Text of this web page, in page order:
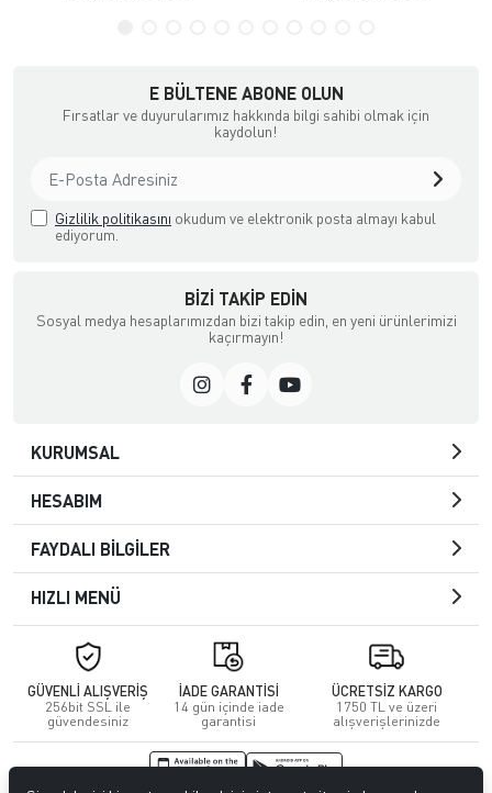
E BÜLTENE ABONE OLUN
Fırsatlar ve duyurularımız hakkında bilgi sahibi olmak için
kaydolun!
Gizlilik politikasını okudum ve elektronik posta almayı kabul
ediyorum.
BIZI TAKIP EDIN
Sosyal medya hesaplarımızdan bizi takip edin, en yeni ürünlerimizi
kaçırmayın!
KURUMSAL
HESABIM
FAYDALI BİLGİLER
HIZLI MENÜ
GÜVENLİ ALIŞVERİŞ
256bit SSL ile
güvendesiniz
İADE GARANTİSİ
14 gün içinde iade
garantisi
ÜCRETSİZ KARGO
1750 TL ve üzeri
alışverişlerinizde